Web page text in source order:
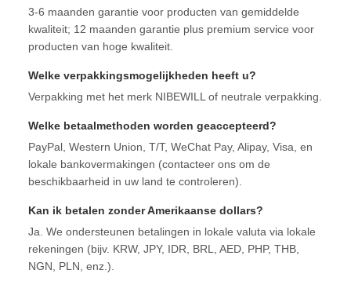
3-6 maanden garantie voor producten van gemiddelde
kwaliteit; 12 maanden garantie plus premium service voor
producten van hoge kwaliteit.
Welke verpakkingsmogelijkheden heeft u?
Verpakking met het merk NIBEWILL of neutrale verpakking.
Welke betaalmethoden worden geaccepteerd?
PayPal, Western Union, T/T, WeChat Pay, Alipay, Visa, en
lokale bankovermakingen (contacteer ons om de
beschikbaarheid in uw land te controleren).
Kan ik betalen zonder Amerikaanse dollars?
Ja. We ondersteunen betalingen in lokale valuta via lokale
rekeningen (bijv. KRW, JPY, IDR, BRL, AED, PHP, THB,
NGN, PLN, enz.).